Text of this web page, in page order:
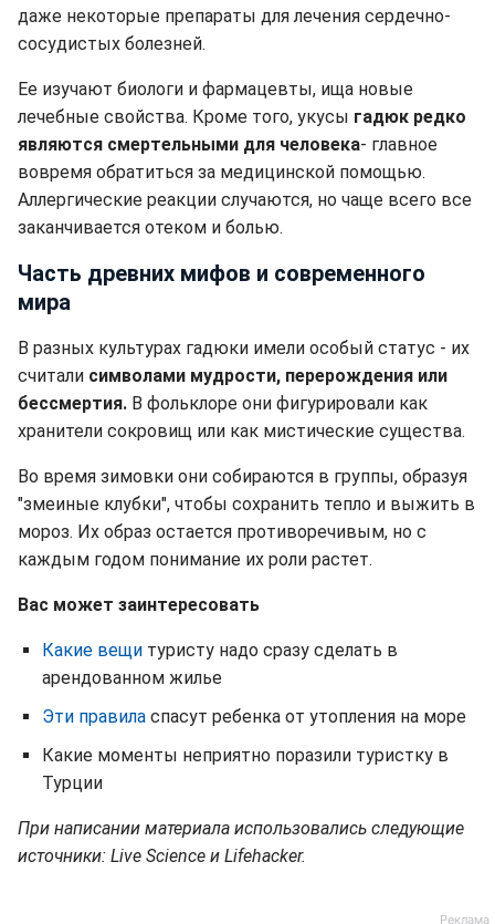
даже некоторые препараты для лечения сердечно-
сосудистых болезней.
Ее изучают биологи и фармацевты, ища новые
лечебные свойства. Кроме того, укусы гадюк редко
являются смертельными для человека- главное
вовремя обратиться за медицинской помощью.
Аллергические реакции случаются, но чаще всего все
заканчивается отеком и болью.
Часть древних мифов и современного
мира
В разных культурах гадюки имели особый статус - их
считали символами мудрости, перерождения или
бессмертия. В фольклоре они фигурировали как
хранители сокровищ или как мистические существа.
Во время зимовки они собираются в группы, образуя
"змеиные клубки", чтобы сохранить тепло и выжить в
мороз. Их образ остается противоречивым, но с
каждым годом понимание их роли растет.
Вас может заинтересовать
Какие вещи туристу надо сразу сделать в
арендованном жилье
Эти правила спасут ребенка от утопления на море
Какие моменты неприятно поразили туристку в
Турции
При написании материала использовались следующие
источники: Live Science и Lifehacker.